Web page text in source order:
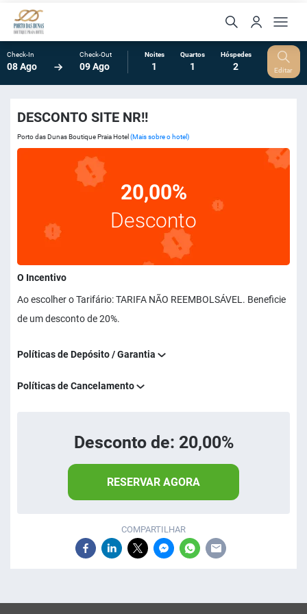
Check-In
08 Ago
Check-Out
09 Ago
Noites
1
Quartos
1
Hóspedes
2 Editar
DESCONTO SITE NR!!
Porto das Dunas Boutique Praia Hotel (Mais sobre o hotel)
20,00%
Desconto
O Incentivo
Ao escolher o Tarifário: TARIFA NÃO REEMBOLSÁVEL. Beneficie
de um desconto de 20%.
Políticas de Depósito / Garantia
Políticas de Cancelamento
Desconto de: 20,00%
RESERVAR AGORA
COMPARTILHAR